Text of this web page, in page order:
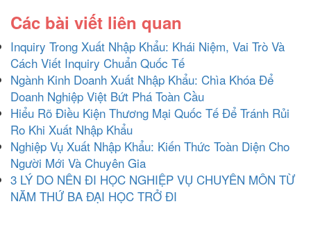
Các bài viết liên quan
Inquiry Trong Xuất Nhập Khẩu: Khái Niệm, Vai Trò Và
Cách Viết Inquiry Chuẩn Quốc Tế
Ngành Kinh Doanh Xuất Nhập Khẩu: Chìa Khóa Để
Doanh Nghiệp Việt Bứt Phá Toàn Cầu
Hiểu Rõ Điều Kiện Thương Mại Quốc Tế Để Tránh Rủi
Ro Khi Xuất Nhập Khẩu
Nghiệp Vụ Xuất Nhập Khẩu: Kiến Thức Toàn Diện Cho
Người Mới Và Chuyên Gia
3 LÝ DO NÊN ĐI HỌC NGHIỆP VỤ CHUYÊN MÔN TỪ
NĂM THỨ BA ĐẠI HỌC TRỞ ĐI